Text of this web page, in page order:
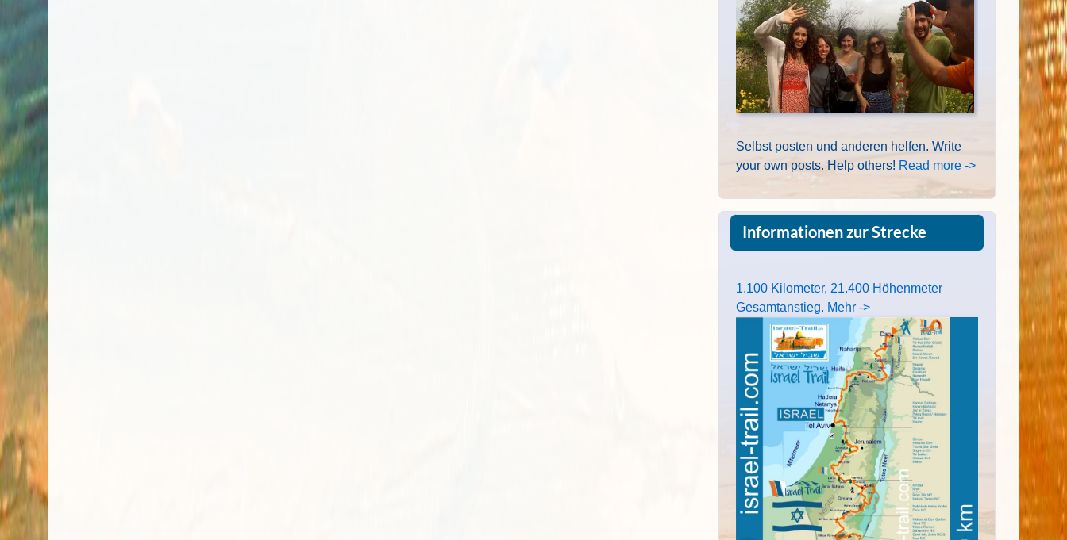
Selbst posten und anderen helfen. Write
your own posts. Help others! Read more ->
Informationen zur Strecke
1.100 Kilometer, 21.400 Höhenmeter
Gesamtanstieg. Mehr ->